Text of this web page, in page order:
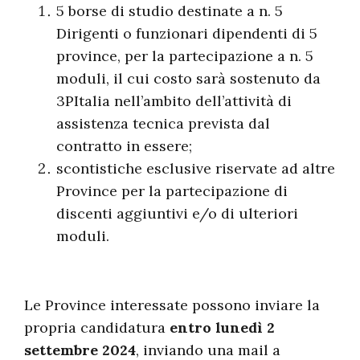
5 borse di studio destinate a n. 5
Dirigenti o funzionari dipendenti di 5
province, per la partecipazione a n. 5
moduli, il cui costo sarà sostenuto da
3PItalia nell’ambito dell’attività di
assistenza tecnica prevista dal
contratto in essere;
scontistiche esclusive riservate ad altre
Province per la partecipazione di
discenti aggiuntivi e/o di ulteriori
moduli.
Le Province interessate possono inviare la
propria candidatura entro lunedì 2
settembre 2024, inviando una mail a